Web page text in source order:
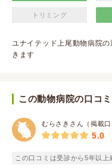
トリミング
ユナイテッド上尾動物病院
きます
この動物病院の口コミ
むらさきさん（掲載
5.0
この口コミは受診から5年以上